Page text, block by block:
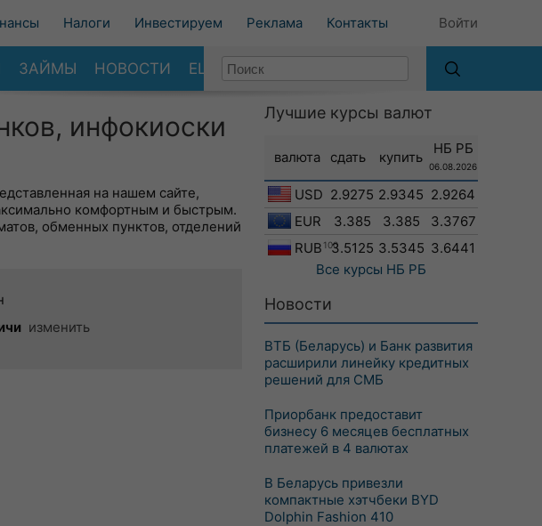
Налоги Инвестируем Реклама Контакты Войти
ЗАЙМЫ НОВОСТИ ЕЩЕ
инфокиоски
на нашем сайте,
комфортным и быстрым.
обменных пунктов, отделений
изменить
Лучшие курсы валют
валюта сдать купить
НБ РБ
06.08.2026
USD 2.9275 2.9345 2.9264
EUR
3.385 3.385
3.3767
RUB 1003.5125 3.5345 3.6441
Все курсы НБ РБ
Новости
ВТБ (Беларусь) и Банк развития
расширили линейку кредитных
решений для СМБ
Приорбанк предоставит
бизнесу 6 месяцев бесплатных
платежей в 4 валютах
В Беларусь привезли
компактные хэтчбеки BYD
Dolphin Fashion 410